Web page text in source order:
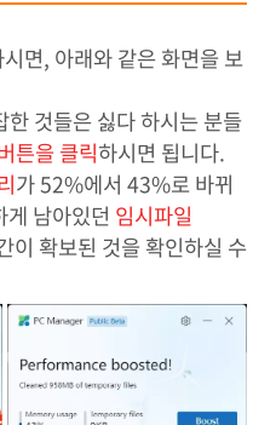
면, 아래와 같은 화면을 보
것들은 싫다 하시는 분들
튼을 클릭하시면 됩니다.
가 52%에서 43%로 바뀌
남아있던 임시파일
확보된 것을 확인하실 수